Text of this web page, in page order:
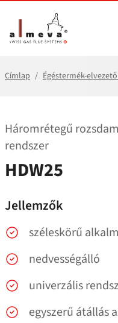
Címlap Égéstermék-
Háromrétegű
rendszer
HDW25
Jellemzők
széleskörű
nedvességálló
univerzális
egyszerű átállás